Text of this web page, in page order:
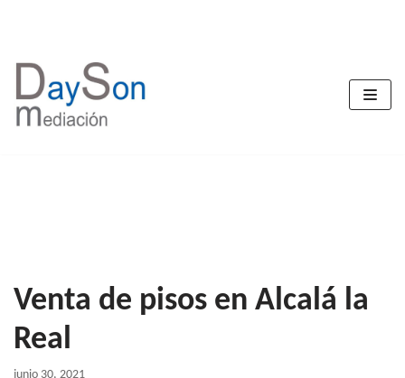
al
contenido
Venta de pisos en Alcalá la
Real
junio 30, 2021